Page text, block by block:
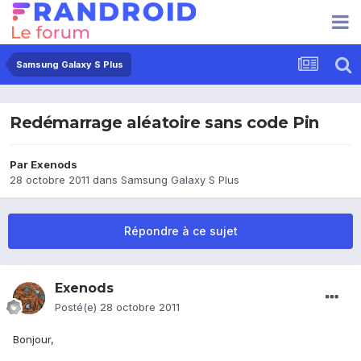
Samsung Galaxy S Plus
Redémarrage aléatoire sans code Pin
Par Exenods
28 octobre 2011 dans Samsung Galaxy S Plus
Répondre à ce sujet
Exenods
Posté(e) 28 octobre 2011
Bonjour,